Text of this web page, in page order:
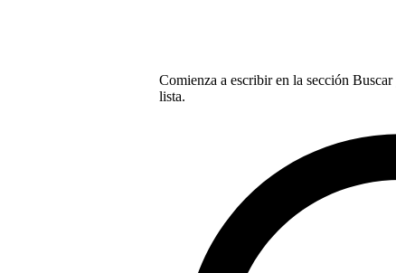
Comienza a escribir en la sección
lista.